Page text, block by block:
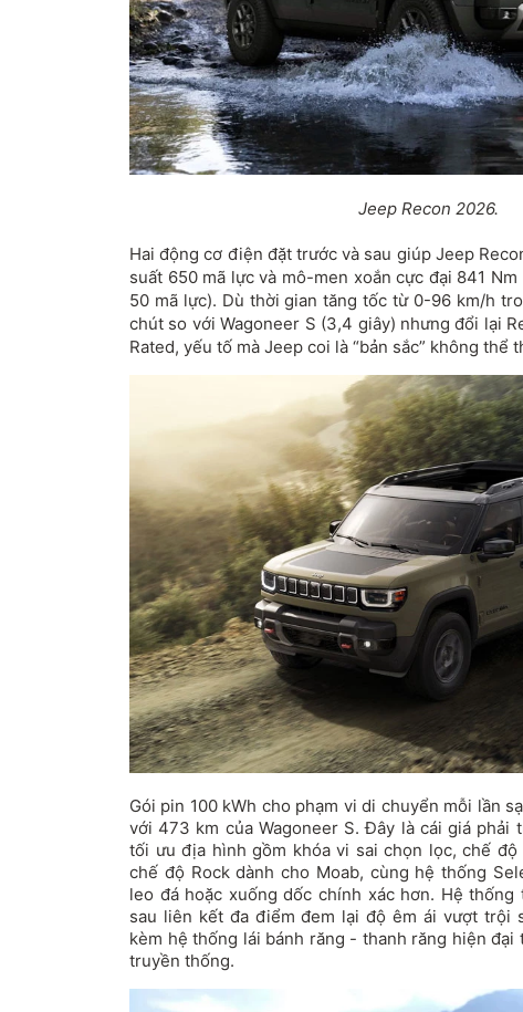
Jeep Recon 2026.
Hai động cơ điện đặt trước và sau giúp Jeep
suất 650 mã lực và mô-men xoắn cực đại 841
50 mã lực). Dù thời gian tăng tốc từ 0-96 km/h
chút so với Wagoneer S (3,4 giây) nhưng đổi lại
Rated, yếu tố mà Jeep coi là “bản sắc” không thể
Gói pin 100 kWh cho phạm vi di chuyển mỗi lần
với 473 km của Wagoneer S. Đây là cái giá phải
tối ưu địa hình gồm khóa vi sai chọn lọc, chế
chế độ Rock dành cho Moab, cùng hệ thống
leo đá hoặc xuống dốc chính xác hơn. Hệ
sau liên kết đa điểm đem lại độ êm ái vượt trội
kèm hệ thống lái bánh răng - thanh răng hiện đại
truyền thống.